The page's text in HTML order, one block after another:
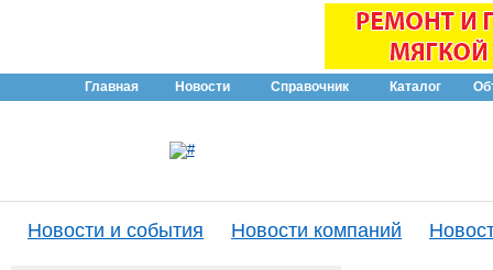
Главная Новости Справочник Каталог
Новости и события Новости компаний